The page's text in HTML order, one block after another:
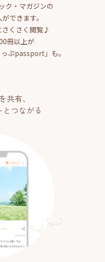
ク・マガジンの
できます。
くさく閲覧♪
冊以上が
ぷpassport」も。
共有、
つながる